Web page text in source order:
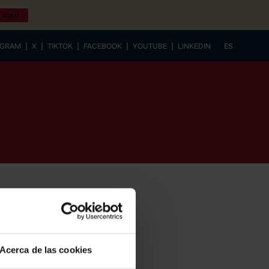
Acerca de las cookies
aquí!
| X | TIKTOK | FACEBOOK | YOUTUBE | LINKEDIN
ES